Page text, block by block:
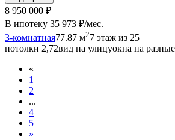
8 950 000 ₽
В ипотеку 35 973 ₽/мес.
3-комнатная77.87 м27 этаж из 25
потолки 2,72вид на улицуокна на
«
1
2
...
4
5
»